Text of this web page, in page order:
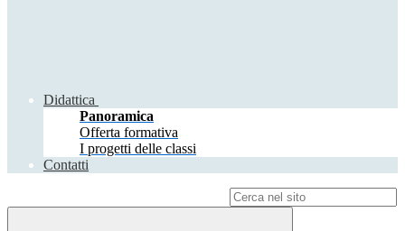
Didattica
Panoramica
Offerta formativa
I progetti delle classi
Contatti